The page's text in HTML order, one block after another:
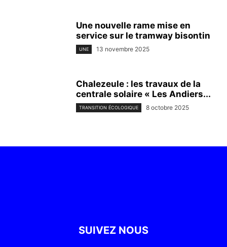
Une nouvelle rame mise en
service sur le tramway bisontin
UNE 13 novembre 2025
Chalezeule : les travaux de la
centrale solaire « Les Andiers...
TRANSITION ÉCOLOGIQUE 8 octobre 2025
SUIVEZ NOUS